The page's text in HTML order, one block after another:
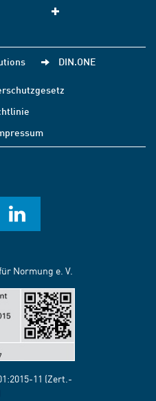
DIN.ONE
Normung e. V.
11 (Zert.-